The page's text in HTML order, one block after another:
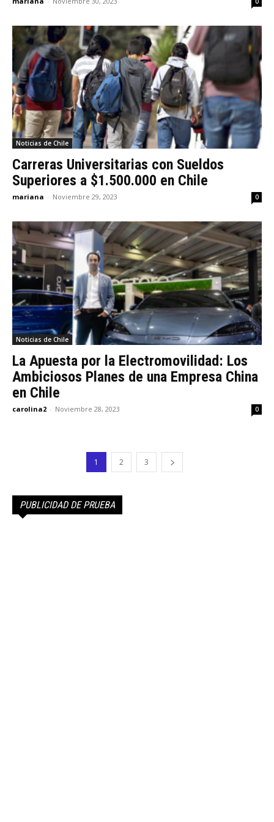
Noticias de Chile
Carreras Universitarias con Sueldos
Superiores a $1.500.000 en Chile
mariana - Noviembre 29, 2023 0
Noticias de Chile
La Apuesta por la Electromovilidad: Los
Ambiciosos Planes de una Empresa China
en Chile
carolina2 - Noviembre 28, 2023 0
1 2 3
PUBLICIDAD DE PRUEBA